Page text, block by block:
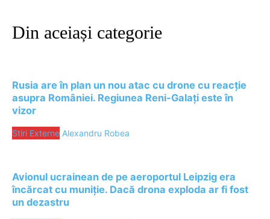
Din aceiași categorie
Rusia are în plan un nou atac cu drone cu reacție
asupra României. Regiunea Reni-Galați este în
vizor
Stiri Externe Alexandru Robea
Avionul ucrainean de pe aeroportul Leipzig era
încărcat cu muniție. Dacă drona exploda ar fi fost
un dezastru